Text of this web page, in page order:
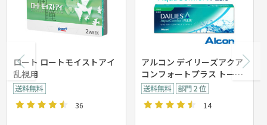
ロート ロートモイストアイ
乱視用
36
アルコン デイリーズアクア
コンフォートプラス トーリ
ック 乱視用【30枚入り】
14